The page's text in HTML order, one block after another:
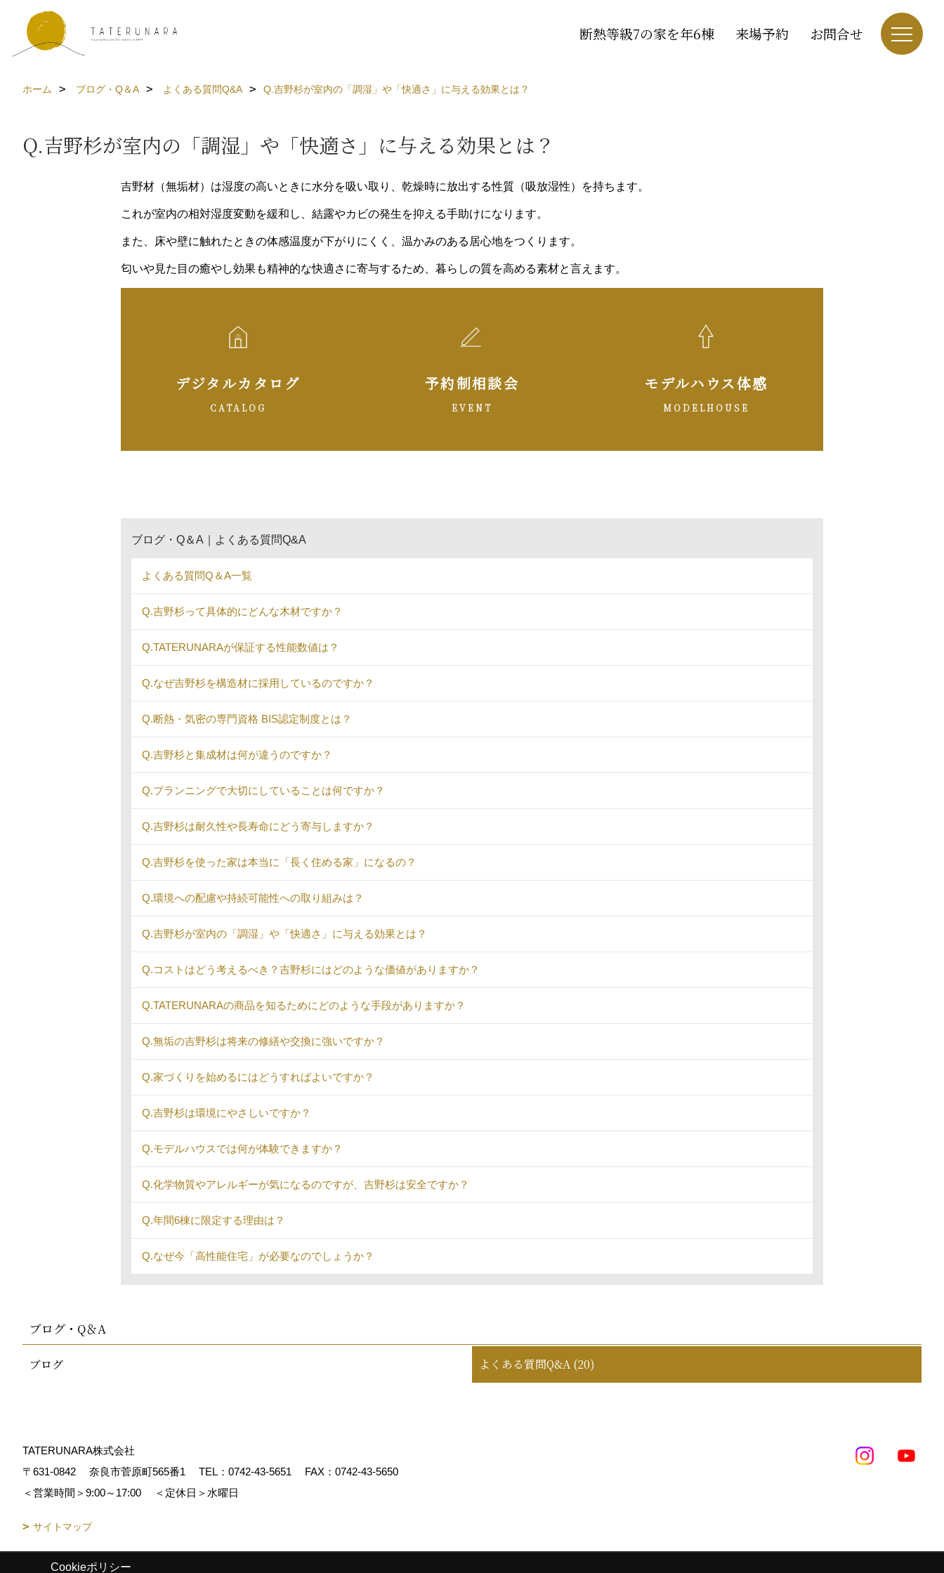
断熱等級7の家を年6棟 来場予約 お問合せ
ホーム ブログ・Q＆A よくある質問Q&A Q.吉野杉が室内の「調湿」や「快適さ」に与える効果とは？
Q.吉野杉が室内の「調湿」や「快適さ」に与える効果とは？
吉野材（無垢材）は湿度の高いときに水分を吸い取り、乾燥時に放出する性質（吸放湿性）を持ちます。
これが室内の相対湿度変動を緩和し、結露やカビの発生を抑える手助けになります。
また、床や壁に触れたときの体感温度が下がりにくく、温かみのある居心地をつくります。
匂いや見た目の癒やし効果も精神的な快適さに寄与するため、暮らしの質を高める素材と言えます。
デジタルカタログ
CATALOG
予約制相談会
EVENT
モデルハウス体感
MODELHOUSE
ブログ・Q＆A｜よくある質問Q&A
よくある質問Q＆A一覧
Q.吉野杉って具体的にどんな木材ですか？
Q.TATERUNARAが保証する性能数値は？
Q.なぜ吉野杉を構造材に採用しているのですか？
Q.断熱・気密の専門資格 BIS認定制度とは？
Q.吉野杉と集成材は何が違うのですか？
Q.プランニングで大切にしていることは何ですか？
Q.吉野杉は耐久性や長寿命にどう寄与しますか？
Q.吉野杉を使った家は本当に「長く住める家」になるの？
Q.環境への配慮や持続可能性への取り組みは？
Q.吉野杉が室内の「調湿」や「快適さ」に与える効果とは？
Q.コストはどう考えるべき？吉野杉にはどのような価値がありますか？
Q.TATERUNARAの商品を知るためにどのような手段がありますか？
Q.無垢の吉野杉は将来の修繕や交換に強いですか？
Q.家づくりを始めるにはどうすればよいですか？
Q.吉野杉は環境にやさしいですか？
Q.モデルハウスでは何が体験できますか？
Q.化学物質やアレルギーが気になるのですが、吉野杉は安全ですか？
Q.年間6棟に限定する理由は？
Q.なぜ今「高性能住宅」が必要なのでしょうか？
ブログ・Q＆A
ブログ よくある質問Q&A (20)
TATERUNARA株式会社
〒631-0842
奈良市菅原町565番1 TEL： 0742-43-5651
FAX：0742-43-5650
＜営業時間＞9:00～17:00
＜定休日＞水曜日
サイトマップ
Copyright (c) TATERUNARA. All Rights Reserved.
Cookieポリシー